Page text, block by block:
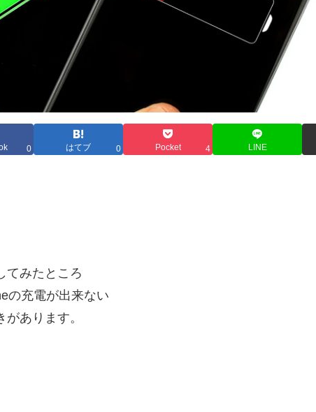
0 はてブ 0 Pocket 4 LINE
てみたところ
の充電が出来ない
あります。